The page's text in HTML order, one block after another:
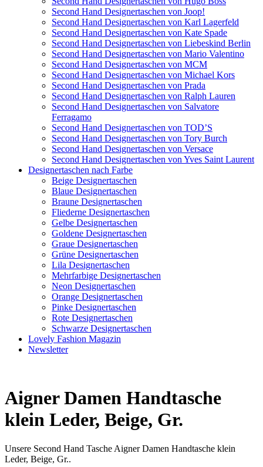
Second Hand Designertaschen von Joop!
Second Hand Designertaschen von Karl Lagerfeld
Second Hand Designertaschen von Kate Spade
Second Hand Designertaschen von Liebeskind Berlin
Second Hand Designertaschen von Mario Valentino
Second Hand Designertaschen von MCM
Second Hand Designertaschen von Michael Kors
Second Hand Designertaschen von Prada
Second Hand Designertaschen von Ralph Lauren
Second Hand Designertaschen von Salvatore
Ferragamo
Second Hand Designertaschen von TOD’S
Second Hand Designertaschen von Tory Burch
Second Hand Designertaschen von Versace
Second Hand Designertaschen von Yves Saint Laurent
Designertaschen nach Farbe
Beige Designertaschen
Blaue Designertaschen
Braune Designertaschen
Fliederne Designertaschen
Gelbe Designertaschen
Goldene Designertaschen
Graue Designertaschen
Grüne Designertaschen
Lila Designertaschen
Mehrfarbige Designertaschen
Neon Designertaschen
Orange Designertaschen
Pinke Designertaschen
Rote Designertaschen
Schwarze Designertaschen
Lovely Fashion Magazin
Newsletter
Aigner Damen Handtasche
klein Leder, Beige, Gr.
Unsere Second Hand Tasche Aigner Damen Handtasche klein
Leder, Beige, Gr..